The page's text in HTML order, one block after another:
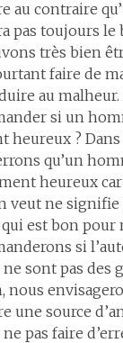
au contraire
pas toujours le
très bien
faire de
au malheur.
si un
heureux ?
qu’un
heureux
veut ne
est bon pour
si
sont pas des
nous
une source
pas faire